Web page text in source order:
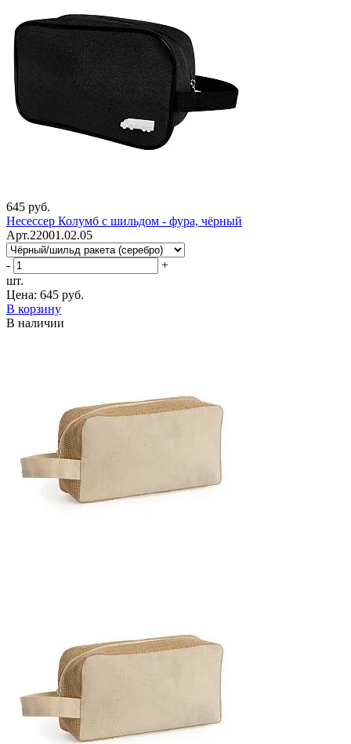
645 руб.
Несессер Колумб с шильдом - фура, чёрный
Арт.22001.02.05
-
+
шт.
Цена: 645 руб.
В корзину
В наличии